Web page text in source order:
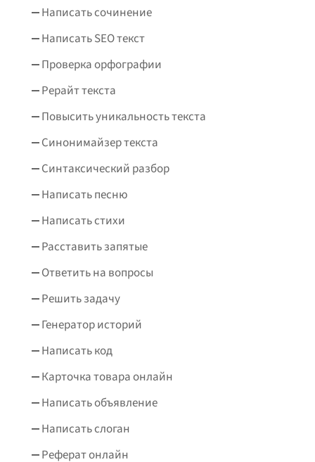
Написать сочинение
Написать SEO текст
Проверка орфографии
Рерайт текста
Повысить уникальность текста
Синонимайзер текста
Синтаксический разбор
Написать песню
Написать стихи
Расставить запятые
Ответить на вопросы
Решить задачу
Генератор историй
Написать код
Карточка товара онлайн
Написать объявление
Написать слоган
Реферат онлайн